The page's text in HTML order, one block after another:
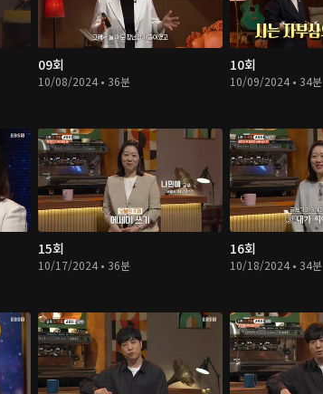
09회
10/08/2024 • 36분
10회
10/09/2024 • 34분
15회
10/17/2024 • 36분
16회
10/18/2024 • 34분